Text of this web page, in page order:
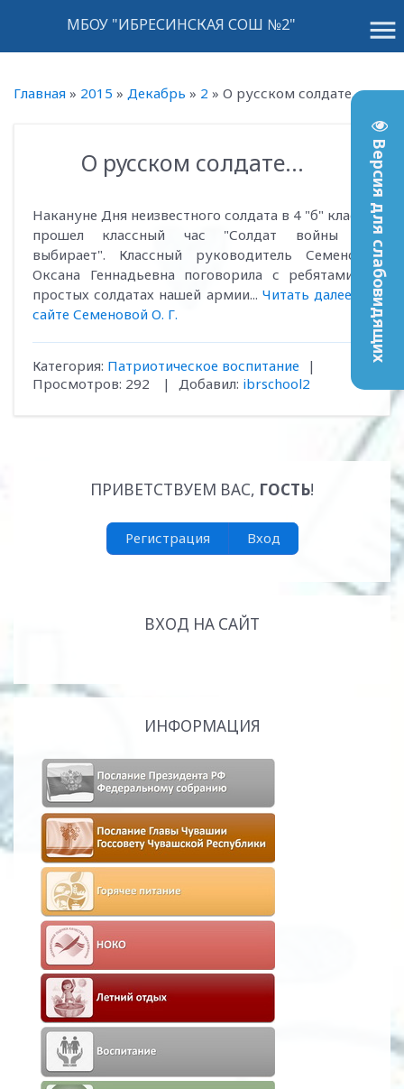
Версия для слабовидящих
menu
МБОУ "ИБРЕСИНСКАЯ СОШ №2"
Главная » 2015 » Декабрь » 2 » О русском солдате...
О русском солдате...
Накануне Дня неизвестного солдата в 4 "б" классе
прошел классный час "Солдат войны не
выбирает". Классный руководитель Семенова
Оксана Геннадьевна поговорила с ребятами о
простых солдатах нашей армии... Читать далее на
сайте Семеновой О. Г.
Категория: Патриотическое воспитание
|
Просмотров: 292 | Добавил: ibrschool2
ПРИВЕТСТВУЕМ ВАС, ГОСТЬ!
Регистрация Вход
ВХОД НА САЙТ
ИНФОРМАЦИЯ